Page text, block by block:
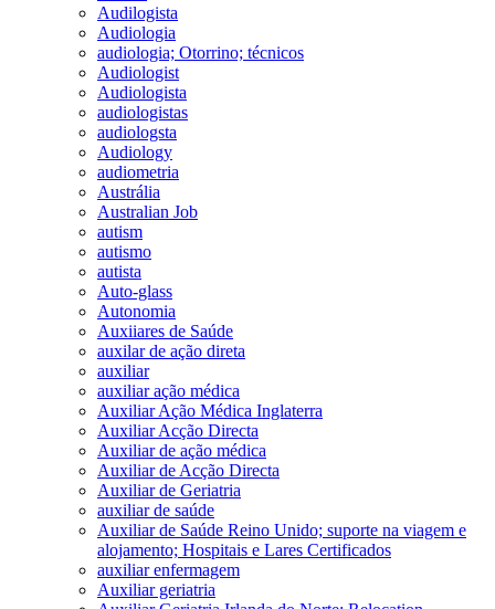
Audilogista
Audiologia
audiologia; Otorrino; técnicos
Audiologist
Audiologista
audiologistas
audiologsta
Audiology
audiometria
Austrália
Australian Job
autism
autismo
autista
Auto-glass
Autonomia
Auxiiares de Saúde
auxilar de ação direta
auxiliar
auxiliar ação médica
Auxiliar Ação Médica Inglaterra
Auxiliar Acção Directa
Auxiliar de ação médica
Auxiliar de Acção Directa
Auxiliar de Geriatria
auxiliar de saúde
Auxiliar de Saúde Reino Unido; suporte na viagem e
alojamento; Hospitais e Lares Certificados
auxiliar enfermagem
Auxiliar geriatria